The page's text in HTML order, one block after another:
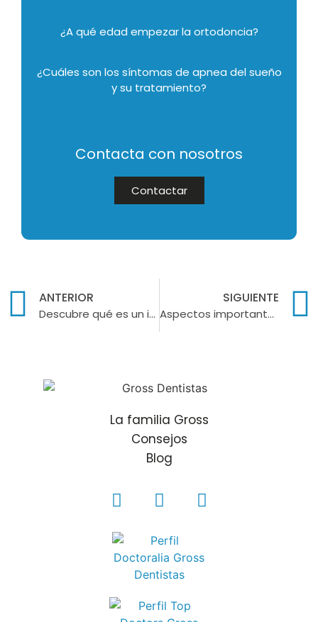
¿A qué edad empezar la ortodoncia?
¿Cuáles son los síntomas de apnea del sueño
y su tratamiento?
Contacta con nosotros
Contactar
ANTERIOR
Descubre qué es un implante dental y sus beneficios
SIGUIENTE
Aspectos importantes sobre los brackets internos
La familia Gross
Consejos
Blog